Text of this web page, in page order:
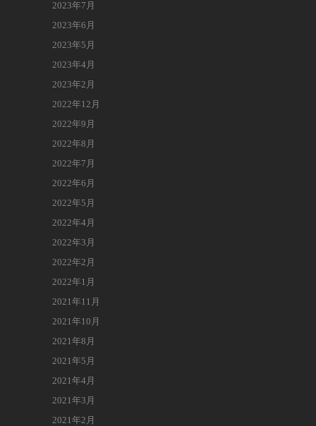
2023年7月
2023年6月
2023年5月
2023年4月
2023年2月
2022年12月
2022年9月
2022年8月
2022年7月
2022年6月
2022年5月
2022年4月
2022年3月
2022年2月
2022年1月
2021年11月
2021年10月
2021年8月
2021年5月
2021年4月
2021年3月
2021年2月